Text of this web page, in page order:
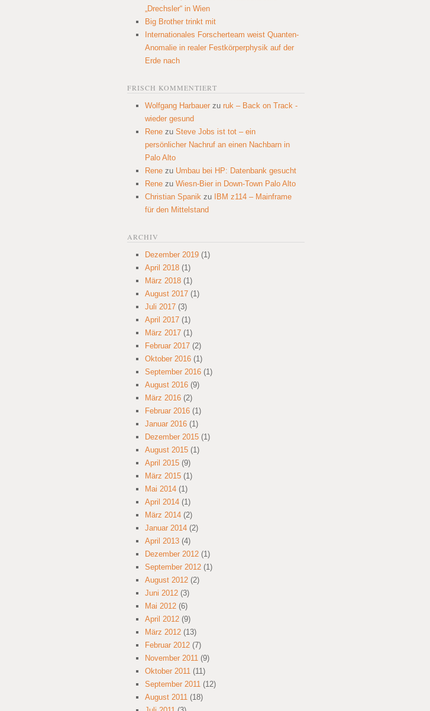
„Drechsler“ in Wien
Big Brother trinkt mit
Internationales Forscherteam weist Quanten-
Anomalie in realer Festkörperphysik auf der
Erde nach
FRISCH KOMMENTIERT
Wolfgang Harbauer zu ruk – Back on Track -
wieder gesund
Rene zu Steve Jobs ist tot – ein
persönlicher Nachruf an einen Nachbarn in
Palo Alto
Rene zu Umbau bei HP: Datenbank gesucht
Rene zu Wiesn-Bier in Down-Town Palo Alto
Christian Spanik zu
IBM z114 – Mainframe
für den Mittelstand
ARCHIV
Dezember 2019 (1)
April 2018 (1)
März 2018 (1)
August 2017 (1)
Juli 2017 (3)
April 2017 (1)
März 2017 (1)
Februar 2017 (2)
Oktober 2016 (1)
September 2016 (1)
August 2016 (9)
März 2016 (2)
Februar 2016 (1)
Januar 2016 (1)
Dezember 2015 (1)
August 2015 (1)
April 2015 (9)
März 2015 (1)
Mai 2014 (1)
April 2014 (1)
März 2014 (2)
Januar 2014 (2)
April 2013 (4)
Dezember 2012 (1)
September 2012 (1)
August 2012 (2)
Juni 2012 (3)
Mai 2012 (6)
April 2012 (9)
März 2012 (13)
Februar 2012 (7)
November 2011 (9)
Oktober 2011 (11)
September 2011 (12)
August 2011 (18)